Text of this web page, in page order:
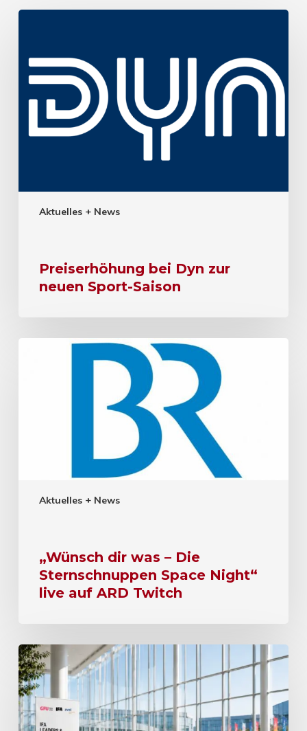
Aktuelles + News
Preiserhöhung bei Dyn zur
neuen Sport-Saison
Aktuelles + News
„Wünsch dir was – Die
Sternschnuppen Space Night“
live auf ARD Twitch